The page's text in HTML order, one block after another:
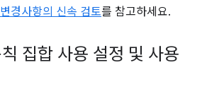
경사항의 신속 검토를 참고하세요.
집합 사용 설정 및 사용